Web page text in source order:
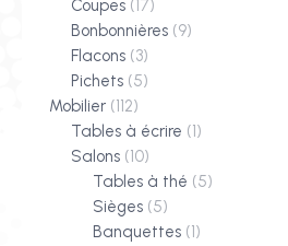
Coupes (17)
Bonbonnières (9)
Flacons (3)
Pichets (5)
Mobilier (112)
Tables à écrire (1)
Salons (10)
Tables à thé (5)
Sièges (5)
Banquettes (1)